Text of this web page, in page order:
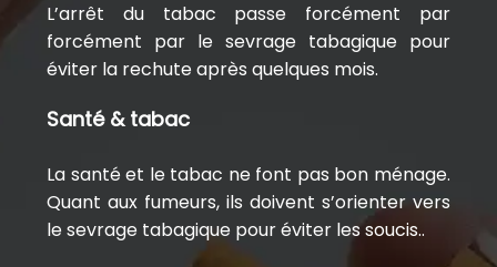
L’arrêt du tabac passe forcément par
forcément par le sevrage tabagique pour
éviter la rechute après quelques mois.
Santé & tabac
La santé et le tabac ne font pas bon ménage.
Quant aux fumeurs, ils doivent s’orienter vers
le sevrage tabagique pour éviter les soucis..